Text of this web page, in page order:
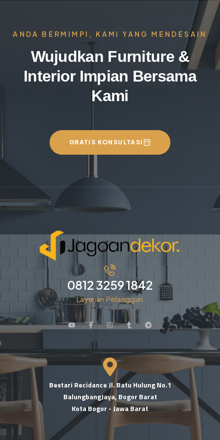
ANDA BERMIMPI, KAMI YANG MENDESAIN
Wujudkan Furniture &
Interior Impian Bersama
Kami
GRATIS KONSULTASI
0812 3259 1842
Layanan Pelanggan
Bestari Recidance Jl. Batu Hulung No.1
BalungbangJaya, Bogor Barat
Kota Bogor - Jawa Barat